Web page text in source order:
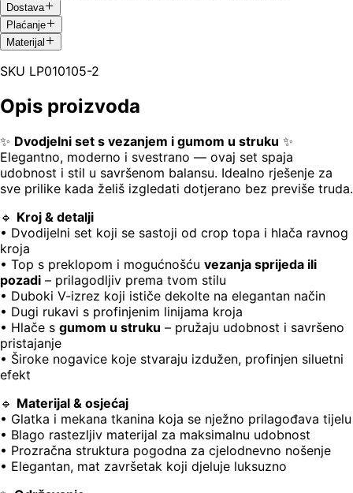
Dostava
Plaćanje
Materijal
SKU LP010105-2
Opis proizvoda
✨ Dvodjelni set s vezanjem i gumom u struku ✨
Elegantno, moderno i svestrano — ovaj set spaja
udobnost i stil u savršenom balansu. Idealno rješenje za
sve prilike kada želiš izgledati dotjerano bez previše truda.
🔹 Kroj & detalji
• Dvodijelni set koji se sastoji od crop topa i hlača ravnog
kroja
• Top s preklopom i mogućnošću vezanja sprijeda ili
pozadi – prilagodljiv prema tvom stilu
• Duboki V-izrez koji ističe dekolte na elegantan način
• Dugi rukavi s profinjenim linijama kroja
• Hlače s gumom u struku – pružaju udobnost i savršeno
pristajanje
• Široke nogavice koje stvaraju izdužen, profinjen siluetni
efekt
🔹 Materijal & osjećaj
• Glatka i mekana tkanina koja se nježno prilagođava tijelu
• Blago rastezljiv materijal za maksimalnu udobnost
• Prozračna struktura pogodna za cjelodnevno nošenje
• Elegantan, mat završetak koji djeluje luksuzno